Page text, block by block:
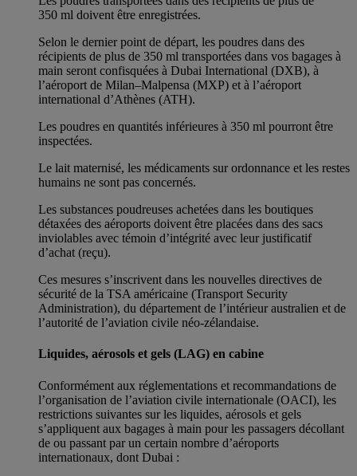
350 ml doivent être enregistrées.
Selon le dernier point de départ, les poudres dans des
récipients de plus de 350 ml transportées dans vos bagages à
main seront confisquées à Dubai International (DXB), à
l’aéroport de Milan–Malpensa (MXP) et à l’aéroport
international d’Athènes (ATH).
Les poudres en quantités inférieures à 350 ml pourront être
inspectées.
Le lait maternisé, les médicaments sur ordonnance et les restes
humains ne sont pas concernés.
Les substances poudreuses achetées dans les boutiques
détaxées des aéroports doivent être placées dans des sacs
inviolables avec témoin d’intégrité avec leur justificatif
d’achat (reçu).
Ces mesures s’inscrivent dans les nouvelles directives de
sécurité de la TSA américaine (Transport Security
Administration), du département de l’intérieur australien et de
l’autorité de l’aviation civile néo-zélandaise.
Liquides, aérosols et gels (LAG) en cabine
Conformément aux réglementations et recommandations de
l’organisation de l’aviation civile internationale (OACI), les
restrictions suivantes sur les liquides, aérosols et gels
s’appliquent aux bagages à main pour les passagers décollant
de ou passant par un certain nombre d’aéroports
internationaux, dont Dubai :